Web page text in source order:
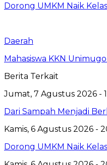
Dorong UMKM Naik
Daerah
Mahasiswa KKN
Berita Terkait
Jumat, 7 Agustus 2026 -
Dari Sampah Menjadi
Kamis, 6 Agustus 2026 -
Dorong UMKM Naik